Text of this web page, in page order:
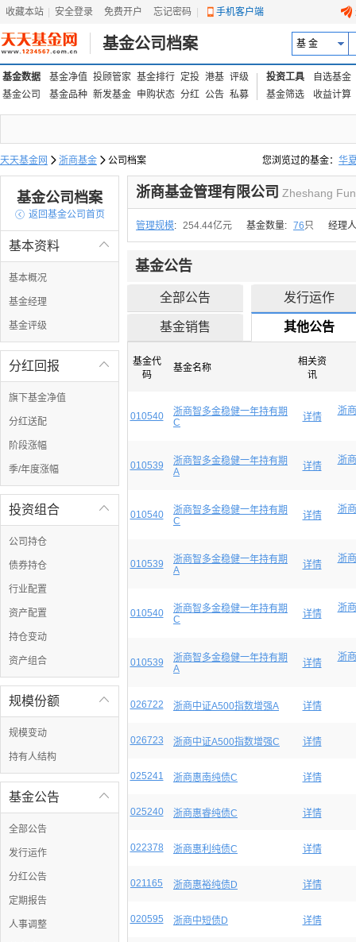
收藏本站 安全登录 免费开户 忘记密码 手机客户端
基金公司档案 基 金
基金数据 基金净值 投顾管家 基金排行 定投 港基 评级
基金公司
基金品种 新发基金 申购状态 分红 公告 私募
投资工具
自选基金
基金筛选
收益计算
天天基金网  浙商基金  公司档案 您浏览过的基金： 华
易方达上证中盘ETF联
基金公司档案
 返回基金公司首页

基本资料
基本概况
基金经理
基金评级

分红回报
旗下基金净值
分红送配
阶段涨幅
季/年度涨幅

投资组合
公司持仓
债券持仓
行业配置
资产配置
持仓变动
资产组合

规模份额
规模变动
持有人结构

基金公告
全部公告
发行运作
分红公告
定期报告
人事调整
浙商基金管理有限公司 Zheshang
管理规模: 254.44亿元 基金数量: 76只 经理
基金公告
全部公告 发行运作
基金销售 其他公告
基金代
码
基金名称
相关资
讯
010540
浙商智多金稳健一年持有期
C
详情
浙
010539
浙商智多金稳健一年持有期
A
详情
浙
010540
浙商智多金稳健一年持有期
C
详情
浙
010539
浙商智多金稳健一年持有期
A
详情
浙
010540
浙商智多金稳健一年持有期
C
详情
浙
010539
浙商智多金稳健一年持有期
A
详情
浙
026722 浙商中证A500指数增强A 详情
026723 浙商中证A500指数增强C 详情
025241 浙商惠南纯债C 详情
025240 浙商惠睿纯债C 详情
022378 浙商惠利纯债C 详情
021165 浙商惠裕纯债D 详情
020595 浙商中短债D 详情